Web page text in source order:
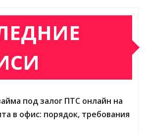
под залог ПТС онлайн на
в офис: порядок, требования